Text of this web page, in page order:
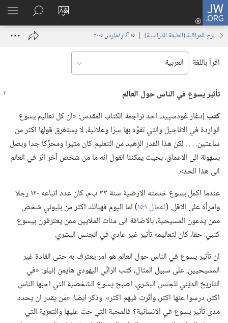
JW.ORG
تغيير
الموقع
تسجيل
الدخول
نافذة
البحث
في
JW.‎ORG
برج المراقبة (‏الطبعة الدراسية)‏ | ‏‎١٥‏ ‏‎آذار/مارس‏ ‎٢٠٠٥
اقرأ باللغة
تأثير يسوع في الناس حول العالم
كتب إدڠار ڠودسپيد،‏ احد تراجمة الكتاب المقدس:‏ «ان كل تعاليم يسوع
الواردة في الاناجيل والتي تفوَّه بها سرّا وعلانية،‏ لا يستغرق قولها اكثر من
ساعتين.‏ .‏ .‏ .‏ لكنّ هذا القدر الزهيد من التعليم كان مثيرا ومحرِّكا جدا ويصل
بسهولة الى الاعماق،‏ بحيث يمكننا القول انه ما من شخص آخر اثّر في العالم
الى هذا الحد».‏
عندما اكمل يسوع خدمته الارضية سنة ٣٣ ب‌م،‏ كان عدد اتباعه ١٢٠ رجلا
وامرأة على الاقل.‏ (‏اعمال ١:‏١٥
‏)‏ اما اليوم فهنالك اكثر من بليوني شخص
ممن يدّعون المسيحية،‏ بالاضافة الى مئات الملايين ممن يعترفون بيسوع
كنبي.‏ حقا،‏ كان لتعاليمه تأثير غير عادي في الجنس البشري.‏
ان تأثير يسوع في الناس حول العالم هو امر يعترف به حتى القادة غير
المسيحيين.‏ على سبيل المثال،‏ كتب الرابِّي اليهودي هايمن إنيلو:‏ «في
التاريخ الديني للجنس البشري،‏ اصبح يسوع الشخصية التي احبها الناس
اكثر،‏ درسوا عنها اكثر،‏ وأثّرت فيهم اكثر».‏ وذكر ايضا:‏ «مَن يقدر ان يحدد
مدى تأثير يسوع في الانسانية؟‏ فالمحبة التي حثّ عليها والتعزية التي